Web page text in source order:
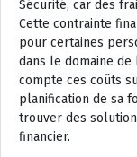
Sécurité, car des
Cette contrainte
pour certaines
dans le domaine
compte ces coûts
planification de sa
trouver des
financier.